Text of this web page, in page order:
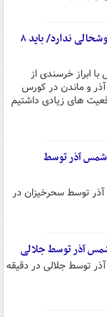
ساپینتو: بردن شمس‌آذر خوشحالی ندارد/ باید ۸
ابراز خرسندی از
و ماندن در کورس
های زیادی داشتیم
شمس آذر توسط
توسط سحرخیزان در
آذر توسط جلالی
توسط جلالی در دقیقه